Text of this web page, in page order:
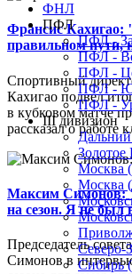
Франсис Кахигао:
правильном пути,
Спортивный
Кахигао подвел
в кубковом матче
рассказал о работе
Максим Симонов:
на сезон. Я не был
Председатель
Симонов в
ФНЛ
ПФЛ
ПФЛ -
ПФЛ -
ПФЛ -
ПФЛ -
ПФЛ -
III дивизион
Золотое
Москва
Москва
Северо-
Сибирь